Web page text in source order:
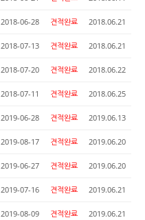
2018-06-28 견적완료 2018.06.21
2018-07-13 견적완료 2018.06.21
2018-07-20 견적완료 2018.06.22
2018-07-11 견적완료 2018.06.25
2019-06-28 견적완료 2019.06.13
2019-08-17 견적완료 2019.06.20
2019-06-27 견적완료 2019.06.20
2019-07-16 견적완료 2019.06.21
2019-08-09 견적완료 2019.06.21